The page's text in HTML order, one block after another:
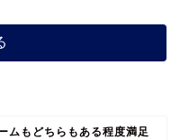
ムもどちらもある程度満足